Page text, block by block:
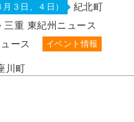
３日、４日） 紀北町
三重 東紀州ニュース
ース イベント情報
川町